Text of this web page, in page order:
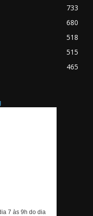
733
680
518
515
465